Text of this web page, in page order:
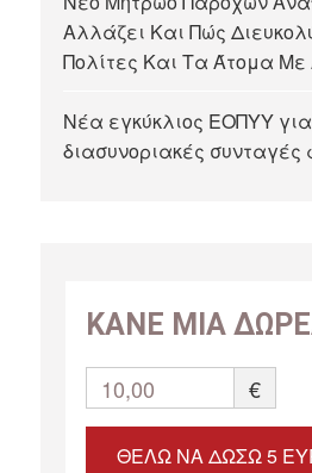
Αλλάζει Και Πώς
Πολίτες Και Τα Άτομα
Νέα εγκύκλιος ΕΟΠΥΥ για
διασυνοριακές
ΚΑΝΕ ΜΙΑ
10,00 €
ΘΈΛΩ ΝΑ ΔΏΣΩ 5